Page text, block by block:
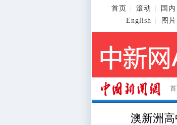
首页 滚动 国内
English
图片
澳新洲